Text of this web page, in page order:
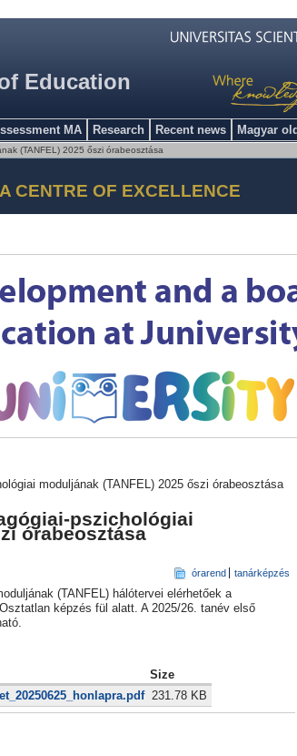
MA Research Recent news Magyar
Education
(TANFEL) 2025 őszi órabeosztása
CENTRE OF EXCELLENCE
moduljának (TANFEL) 2025 őszi órabeosztása
pszichológiai
órabeosztása
órarend
tanárképzés
(TANFEL) hálótervei elérhetőek a
képzés fül alatt. A 2025/26. tanév első
Size
231.78 KB